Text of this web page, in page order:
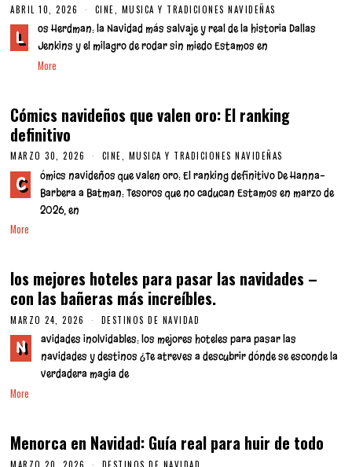
ABRIL 10, 2026 CINE, MUSICA Y TRADICIONES NAVIDEÑAS
L
os Herdman: la Navidad más salvaje y real de la historia Dallas
Jenkins y el milagro de rodar sin miedo Estamos en
More
Cómics navideños que valen oro: El ranking
definitivo
MARZO 30, 2026 CINE, MUSICA Y TRADICIONES NAVIDEÑAS
C
ómics navideños que valen oro: El ranking definitivo De Hanna-
Barbera a Batman: Tesoros que no caducan Estamos en marzo de
2026, en
More
los mejores hoteles para pasar las navidades –
con las bañeras más increíbles.
MARZO 24, 2026
A
R
Z
O
2
2
6
DESTINOS DE NAVIDAD
N
avidades inolvidables: los mejores hoteles para pasar las
navidades y destinos ¿Te atreves a descubrir dónde se esconde la
verdadera magia de
More
Menorca en Navidad: Guía real para huir de todo